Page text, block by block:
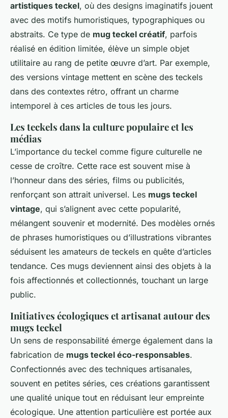
artistiques teckel, où des designs imaginatifs jouent
avec des motifs humoristiques, typographiques ou
abstraits. Ce type de mug teckel créatif, parfois
réalisé en édition limitée, élève un simple objet
utilitaire au rang de petite œuvre d’art. Par exemple,
des versions vintage mettent en scène des teckels
dans des contextes rétro, offrant un charme
intemporel à ces articles de tous les jours.
Les teckels dans la culture populaire et les
médias
L’importance du teckel comme figure culturelle ne
cesse de croître. Cette race est souvent mise à
l’honneur dans des séries, films ou publicités,
renforçant son attrait universel. Les mugs teckel
vintage, qui s’alignent avec cette popularité,
mélangent souvenir et modernité. Des modèles ornés
de phrases humoristiques ou d’illustrations vibrantes
séduisent les amateurs de teckels en quête d’articles
tendance. Ces mugs deviennent ainsi des objets à la
fois affectionnés et collectionnés, touchant un large
public.
Initiatives écologiques et artisanat autour des
mugs teckel
Un sens de responsabilité émerge également dans la
fabrication de mugs teckel éco-responsables.
Confectionnés avec des techniques artisanales,
souvent en petites séries, ces créations garantissent
une qualité unique tout en réduisant leur empreinte
écologique. Une attention particulière est portée aux